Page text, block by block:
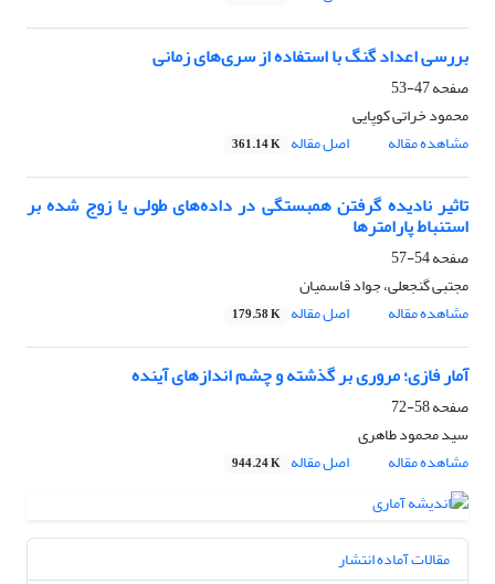
بررسی اعداد گنگ با استفاده از سری‌های زمانی
صفحه47-53
محمود خراتی کوپایی
مشاهده مقاله
اصل مقاله 361.14 K
تاثیر نادیده گرفتن همبستگی در داده‌های طولی یا زوج شده بر
استنباط پارامترها
صفحه54-57
مجتبی گنجعلی، جواد قاسمیان
مشاهده مقاله
اصل مقاله 179.58 K
آمار فازی؛ مروری بر گذشته و چشم اندازهای آینده
صفحه58-72
سید محمود طاهری
مشاهده مقاله
اصل مقاله 944.24 K
مقالات آماده انتشار